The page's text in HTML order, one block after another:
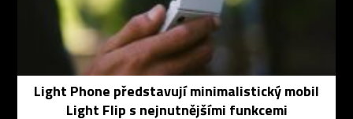
Light Phone představují minimalistický mobil
Light Flip s nejnutnějšími funkcemi